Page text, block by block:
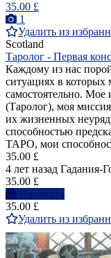
35.00 £
1
Удалить из
Scotland
Таролог - Первая
Каждому из нас
ситуациях в
самостоятельно. Мое
(Таролог), моя
их жизненных
способностью
ТАРО, мои
35.00 £
4 лет назад Гадания-
35.00 £
Написать
35.00 £
Удалить из